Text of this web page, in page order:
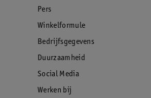
Pers
Winkelformule
Bedrijfsgegevens
Duurzaamheid
Social Media
Werken bij